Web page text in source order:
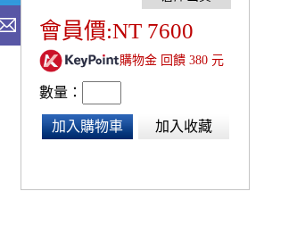
會員價:NT 7600
購物金 回饋 380 元
數量：
加入購物車 加入收藏